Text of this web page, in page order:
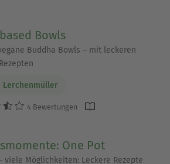
Bowls
Buddha Bowls – mit leckeren
Lerchenmüller
4 Bewertungen
One Pot
viele Möglichkeiten: Leckere Rezepte